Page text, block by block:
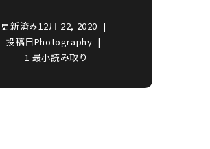
更新済み12月 22, 2020
投稿日Photography
1 最小読み取り